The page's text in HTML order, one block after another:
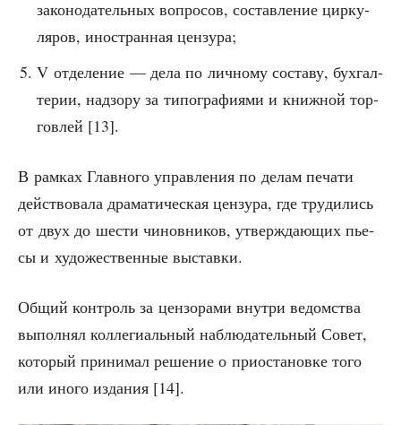
зако­но­да­тель­ных вопро­сов, состав­ле­ние цир­ку­
ля­ров, ино­стран­ная цензура;
V отде­ле­ние — дела по лич­но­му соста­ву, бух­гал­
те­рии, над­зо­ру за типо­гра­фи­я­ми и книж­ной тор­
гов­лей [13].
В рам­ках Глав­но­го управ­ле­ния по делам печа­ти
дей­ство­ва­ла дра­ма­ти­че­ская цен­зу­ра, где тру­ди­лись
от двух до шести чинов­ни­ков, утвер­жда­ю­щих пье­
сы и худо­же­ствен­ные выставки.
Общий кон­троль за цен­зо­ра­ми внут­ри ведом­ства
выпол­нял кол­ле­ги­аль­ный наблю­да­тель­ный Совет,
кото­рый при­ни­мал реше­ние о при­оста­нов­ке того
или ино­го изда­ния [14].